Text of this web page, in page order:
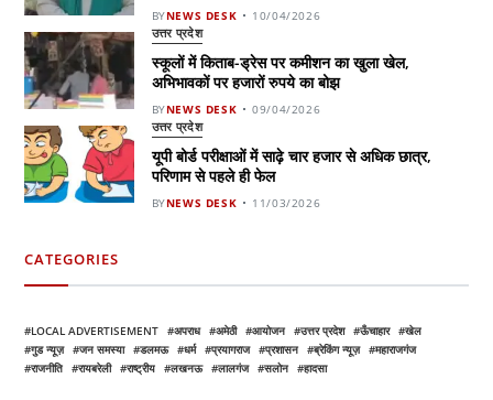
BYNEWS DESK 10/04/2026
उत्तर प्रदेश
स्कूलों में किताब-ड्रेस पर कमीशन का खुला खेल,
अभिभावकों पर हजारों रुपये का बोझ
BYNEWS DESK 09/04/2026
उत्तर प्रदेश
यूपी बोर्ड परीक्षाओं में साढ़े चार हजार से अधिक छात्र,
परिणाम से पहले ही फेल
BYNEWS DESK 11/03/2026
CATEGORIES
LOCAL ADVERTISEMENT अपराध अमेठी आयोजन उत्तर प्रदेश ऊँचाहार
खेल
गुड न्यूज़
जन समस्या डलमऊ धर्म प्रयागराज प्रशासन ब्रेकिंग न्यूज़
महाराजगंज
राजनीति
रायबरेली राष्ट्रीय लखनऊ लालगंज सलोन हादसा